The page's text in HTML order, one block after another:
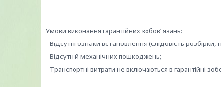
Умови виконання гарантійних зобов’ язань:
- Відсутні ознаки встановлення (слідовість розбірки,
- Відсутній механічних пошкоджень;
- Транспортні витрати не включаються в гарантійні